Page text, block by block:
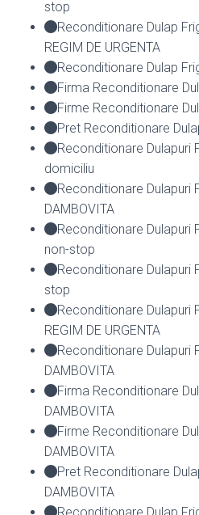
stop
Reconditionare Dulap
REGIM DE URGENTA
Reconditionare Dulap
Firma Reconditionare
Firme Reconditionare
Pret Reconditionare
Reconditionare Dulapuri
domiciliu
Reconditionare Dulapuri
DAMBOVITA
Reconditionare Dulapuri
non-stop
Reconditionare Dulapuri
stop
Reconditionare Dulapuri
REGIM DE URGENTA
Reconditionare Dulapuri
DAMBOVITA
Firma Reconditionare
DAMBOVITA
Firme Reconditionare
DAMBOVITA
Pret Reconditionare
DAMBOVITA